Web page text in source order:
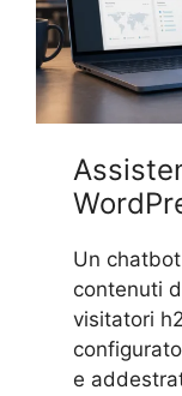
Un
contenuti
visitatori
e